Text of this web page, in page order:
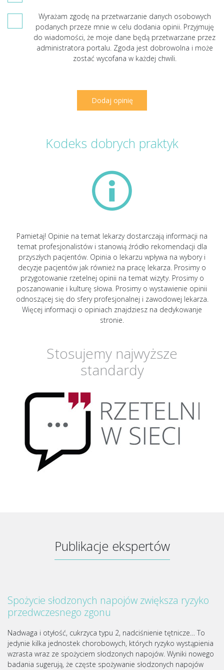
Wyrażam zgodę na przetwarzanie danych osobowych
podanych przeze mnie w celu dodania opinii. Przyjmuję
do wiadomości, że moje dane będą przetwarzane przez
administratora portalu. Zgoda jest dobrowolna i może
zostać wycofana w każdej chwili.
Kodeks dobrych praktyk
Pamietaj! Opinie na temat lekarzy dostarczają informacji na
temat profesjonalistów i stanowią źródło rekomendacji dla
przyszłych pacjentów. Opinia o lekarzu wpływa na wybory i
decyzje pacjentów jak również na pracę lekarza. Prosimy o
przygotowanie rzetelnej opinii na temat wizyty. Prosimy o
poszanowanie i kulturę słowa. Prosimy o wystawienie opinii
odnoszącej się do sfery profesjonalnej i zawodowej lekarza.
Więcej informacji o opiniach znajdziesz na dedykowanje
stronie.
Stosujemy najwyższe
standardy
Publikacje ekspertów
Spożycie słodzonych napojów zwiększa ryzyko
przedwczesnego zgonu
Nadwaga i otyłość, cukrzyca typu 2, nadciśnienie tętnicze… To
jedynie kilka jednostek chorobowych, których ryzyko wystąpienia
wzrasta wraz ze spożyciem słodzonych napojów. Wyniki nowego
badania sugerują, że częste spożywanie słodzonych napojów